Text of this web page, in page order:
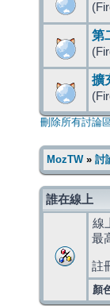
第
擴
刪除所有討論
MozTW» 討
誰在線上
線
最
註
顏